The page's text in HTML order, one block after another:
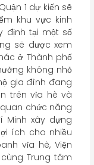
1 dự kiến sẽ
khu vực kinh
định tại một số
sẽ được xem
ở Thành phố
không nhỏ
gia đình đang
trên vỉa hè và
chức năng
Minh xây dựng
ích cho nhiều
vỉa hè, Viện
Trung tâm